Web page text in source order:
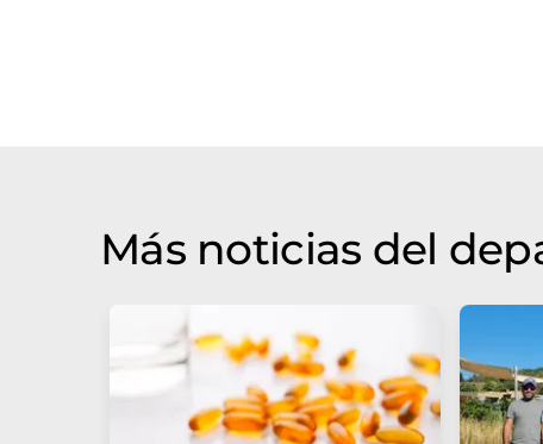
Más noticias del